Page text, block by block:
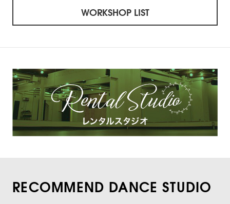
WORKSHOP LIST
RECOMMEND DANCE STUDIO